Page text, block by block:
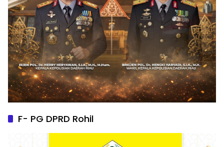
F- PG DPRD Rohil